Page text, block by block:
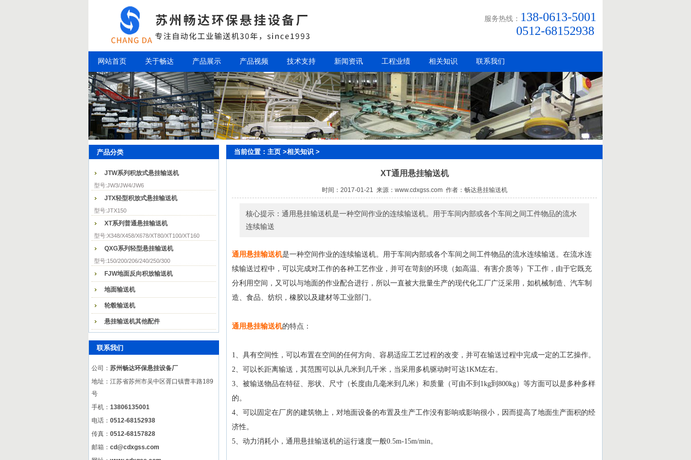
服务热线： 138-0613-5001
0512-68152938
网站首页 关于畅达 产品展示 产品视频 技术支持 新闻资讯 工程业绩 相关知识 联系我们
产品分类
JTW系列积放式悬挂输送机
型号:JW3/JW4/JW6
JTX轻型积放式悬挂输送机
型号:JTX150
XT系列普通悬挂输送机
型号:X348/X458/X678/XT80/XT100/XT160
QXG系列轻型悬挂输送机
型号:150/200/206/240/250/300
FJW地面反向积放输送机
地面输送机
轮毂输送机
悬挂输送机其他配件
联系我们
公司： 苏州畅达环保悬挂设备厂
地址：江苏省苏州市吴中区胥口镇曹丰路189
号
手机： 13806135001
电话： 0512-68152938
传真： 0512-68157828
邮箱： cd@cdxgss.com
当前位置： 主页 >相关知识 >
XT通用悬挂输送机
时间：2017-01-21 来源：www.cdxgss.com 作者：畅达悬挂输送机
核心提示：通用悬挂输送机是一种空间作业的连续输送机。用于车间内部或各个车间之间工件物品的流水
连续输送
通用悬挂输送机是一种空间作业的连续输送机。用于车间内部或各个车间之间工件物品的流水连续输送。在流水连
续输送过程中，可以完成对工作的各种工艺作业，并可在苛刻的环境（如高温、有害介质等）下工作，由于它既充
分利用空间，又可以与地面的作业配合进行，所以一直被大批量生产的现代化工厂广泛采用，如机械制造、汽车制
造、食品、纺织，橡胶以及建材等工业部门。
通用悬挂输送机的特点：
1、具有空间性，可以布置在空间的任何方向、容易适应工艺过程的改变，并可在输送过程中完成一定的工艺操作。
2、可以长距离输送，其范围可以从几米到几千米，当采用多机驱动时可达1KM左右。
3、被输送物品在特征、形状、尺寸（长度由几毫米到几米）和质量（可由不到1kg到800kg）等方面可以是多种多样
的。
4、可以固定在厂房的建筑物上，对地面设备的布置及生产工作没有影响或影响很小，因而提高了地面生产面积的经
济性。
5、动力消耗小，通用悬挂输送机的运行速度一般0.5m-15m/min。